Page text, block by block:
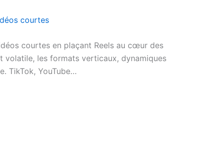
courtes
courtes en plaçant Reels au cœur des
volatile, les formats verticaux, dynamiques
TikTok, YouTube…